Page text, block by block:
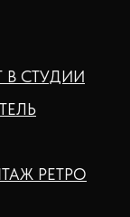
В СТУДИИ
РЕТРО